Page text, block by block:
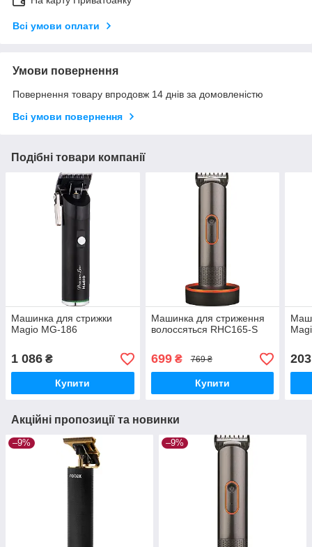
Всі умови оплати
Умови повернення
Повернення товару впродовж 14 днів за домовленістю
Всі умови повернення
Подібні товари компанії
Машинка для стрижки
Magio MG-186
1 086 ₴
Купити
Машинка для стриження
волоссяться RHC165-S
699₴ 769 ₴
Купити
203
Акційні пропозиції та новинки
–9% –9%